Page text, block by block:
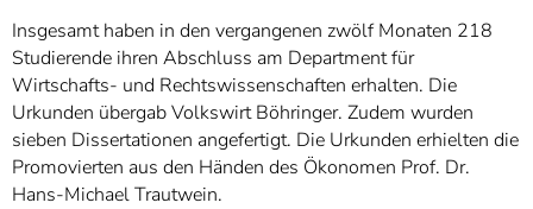
Insgesamt haben in den vergangenen zwölf Monaten 218
Studierende ihren Abschluss am Department für
Wirtschafts- und Rechtswissenschaften erhalten. Die
Urkunden übergab Volkswirt Böhringer. Zudem wurden
sieben Dissertationen angefertigt. Die Urkunden erhielten die
Promovierten aus den Händen des Ökonomen Prof. Dr.
Hans-Michael Trautwein.